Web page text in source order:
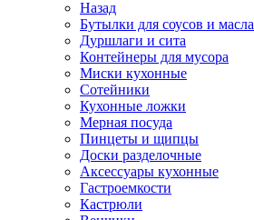
Назад
Бутылки для соусов и масла
Дуршлаги и сита
Контейнеры для мусора
Миски кухонные
Сотейники
Кухонные ложки
Мерная посуда
Пинцеты и щипцы
Доски разделочные
Аксессуары кухонные
Гастроемкости
Кастрюли